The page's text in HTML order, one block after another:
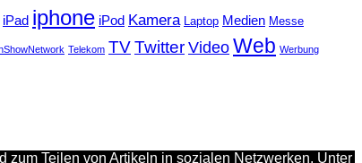
iPad iphone iPod Kamera Laptop Medien Messe
Telekom TVTwitter Video Web Werbung
zum Teilen von Artikeln in sozialen Netzwerken. Unter